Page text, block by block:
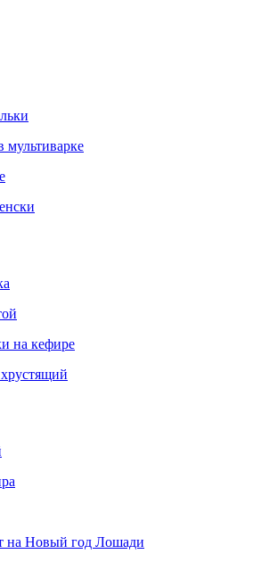
мультиварке
на кефире
на Новый год Лошади